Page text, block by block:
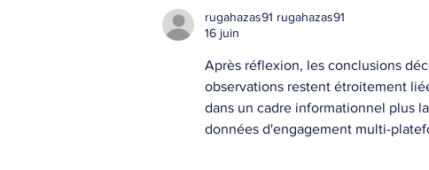
rugahazas91 rugahazas91
16 juin
Après réflexion, les conclusions
observations restent étroitement
dans un cadre informationnel plus
données d'engagement multi-